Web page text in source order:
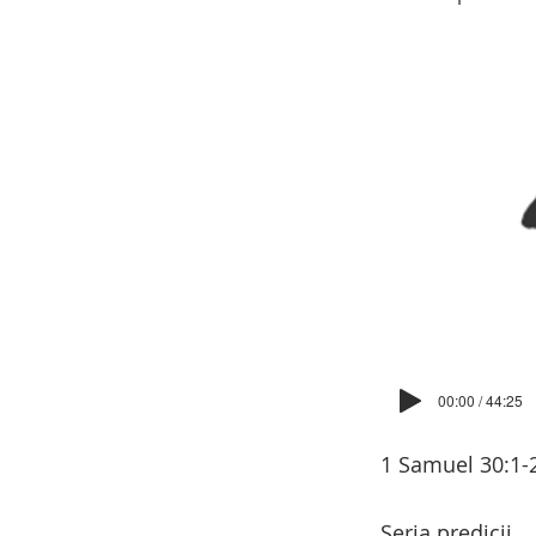
00:00 / 44:25
1 Samuel 30:1-